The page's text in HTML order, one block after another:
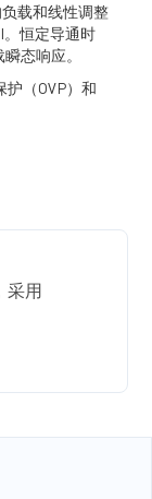
载和线性调整
。恒定导通时
态响应。
（OVP）和
使用，采用
采用